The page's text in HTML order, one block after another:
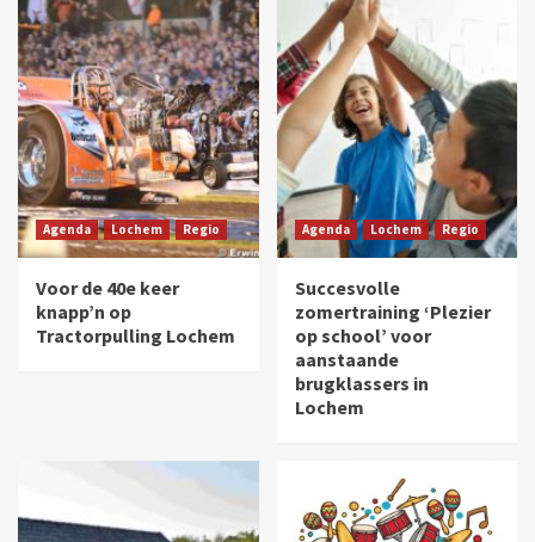
Agenda Lochem Regio
Voor de 40e keer
knapp’n op
Tractorpulling Lochem
Agenda Lochem Regio
Succesvolle
zomertraining ‘Plezier
op school’ voor
aanstaande
brugklassers in
Lochem